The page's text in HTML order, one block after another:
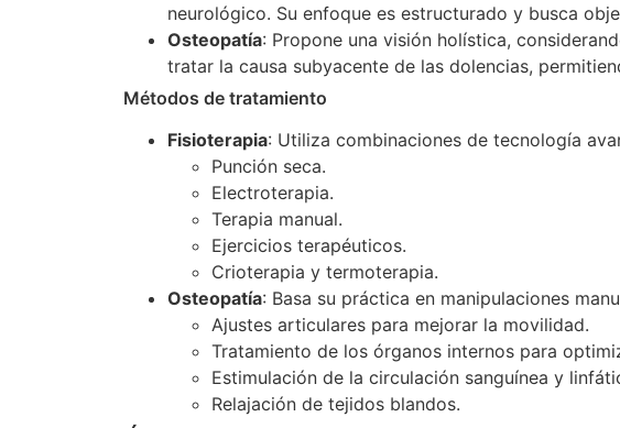
neurológico. Su enfoque es estructurado y busca
Osteopatía: Propone una visión holística,
tratar la causa subyacente de las dolencias,
Métodos de tratamiento
Fisioterapia: Utiliza combinaciones de tecnología
Punción seca.
Electroterapia.
Terapia manual.
Ejercicios terapéuticos.
Crioterapia y termoterapia.
Osteopatía: Basa su práctica en manipulaciones
Ajustes articulares para mejorar la movilidad.
Tratamiento de los órganos internos para
Estimulación de la circulación sanguínea y
Relajación de tejidos blandos.